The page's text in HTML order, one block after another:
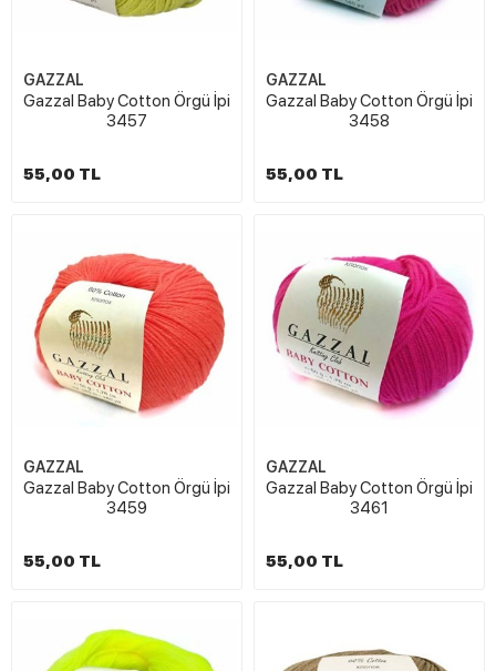
GAZZAL
Gazzal Baby Cotton Örgü İpi
3457
55,00 TL
GAZZAL
Gazzal Baby Cotton Örgü İpi
3458
55,00 TL
GAZZAL
Gazzal Baby Cotton Örgü İpi
3459
55,00 TL
GAZZAL
Gazzal Baby Cotton Örgü İpi
3461
55,00 TL